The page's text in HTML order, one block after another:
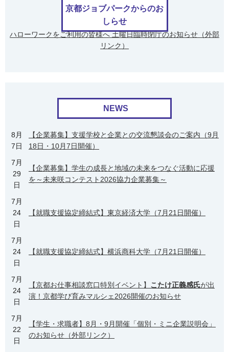
京都ジョブパークからのお
しらせ
ハローワークをご利用の皆様へ 土曜日臨時閉庁のお知らせ（外部
リンク）
NEWS
8月
7日
【企業募集】支援学校と企業との交流懇談会のご案内（9月
18日・10月7日開催）
7月
29
日
【企業募集】学生の成長と地域の未来をつなぐ活動に応援
を～未来咲コンテスト2026協力企業募集～
7月
24
日
【就職支援協定締結式】東京経済大学（7月21日開催）
7月
24
日
【就職支援協定締結式】横浜商科大学（7月21日開催）
7月
24
日
【京都お仕事相談窓口特別イベント】 こたけ正義感氏が出
演！京都学び育みマルシェ2026開催のお知らせ
7月
22
日
【学生・求職者】8月・9月開催「個別・ミニ企業説明会」
のお知らせ（外部リンク）